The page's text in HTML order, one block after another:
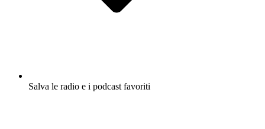
Salva le radio e i podcast favoriti